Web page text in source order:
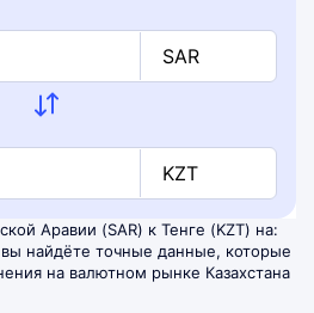
SAR
KZT
Аравии (SAR) к Тенге (KZT) на:
найдёте точные данные, которые
на валютном рынке Казахстана